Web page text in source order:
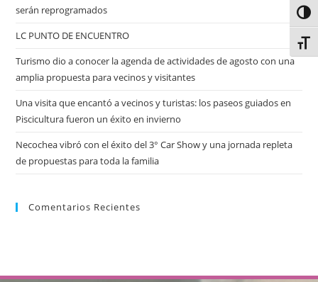
serán reprogramados
LC PUNTO DE ENCUENTRO
Turismo dio a conocer la agenda de actividades de agosto con una
amplia propuesta para vecinos y visitantes
Una visita que encantó a vecinos y turistas: los paseos guiados en
Piscicultura fueron un éxito en invierno
Necochea vibró con el éxito del 3° Car Show y una jornada repleta
de propuestas para toda la familia
Comentarios Recientes